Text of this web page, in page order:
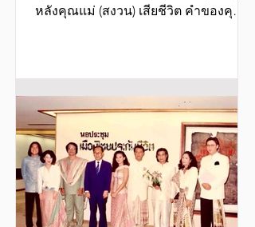
หลังคุณแม่ (สงวน) เสียชีวิต คำของคุณ
เดินทางไปประเทศอังกฤษ ในวัย 12
ขวบ… นี่ อายุอีกไม่กี่ปีจะ 90 ยังไม่ลืมเลย
2. “อย่าบังอาจไปรังเกียจเขา เขามีบุญ
คุณกับเรา เรา(ธนาคาร) อยู่ได้เพราะ
ลูกค้าที่เป็นคน (ธรรมดาๆ) อย่างเขา กลับ
ไปนั่งที่เดิม และดูแลเขาใ